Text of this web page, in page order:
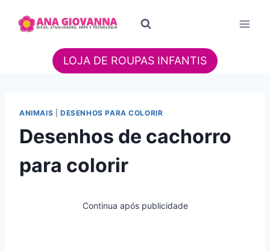
para
LOJA DE ROUPAS INFANTIS
ANIMAIS DESENHOS PARA COLORIR
Desenhos de cachorro
para colorir
Continua após publicidade